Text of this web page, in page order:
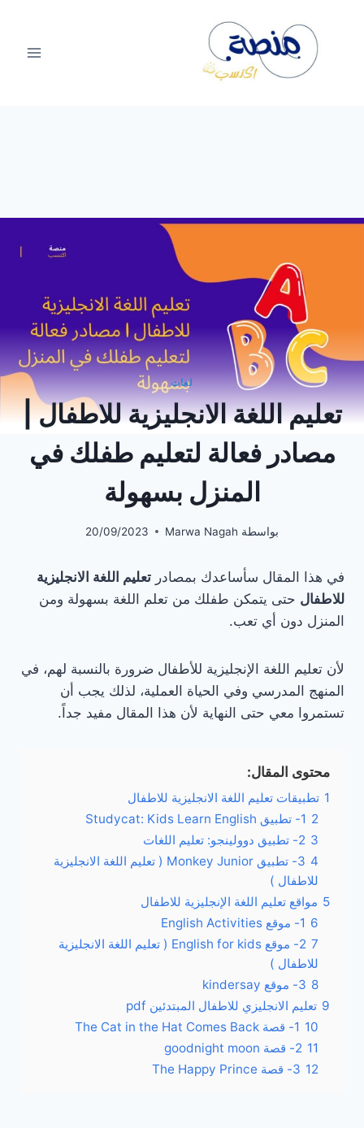
المحتوى
لغات
تعليم اللغة الانجليزية للاطفال |
مصادر فعالة لتعليم طفلك في
المنزل بسهولة
بواسطة Marwa Nagah
20/09/2023
في هذا المقال سأساعدك بمصادر تعليم اللغة الانجليزية
للاطفال حتى يتمكن طفلك من تعلم اللغة بسهولة ومن
المنزل دون أي تعب.
لأن تعليم اللغة الإنجليزية للأطفال ضرورة بالنسبة لهم، في
المنهج المدرسي وفي الحياة العملية، لذلك يجب أن
تستمروا معي حتى النهاية لأن هذا المقال مفيد جداً.
محتوى المقال:
1 تطبيقات تعليم اللغة الانجليزية للاطفال
2 1- تطبيق Studycat: Kids Learn English
3 2- تطبيق دوولينجو: تعليم اللغات
4
3- تطبيق Monkey Junior ( تعليم اللغة الانجليزية
للاطفال )
5 مواقع تعليم اللغة الإنجليزية للاطفال
6 1- موقع English Activities
7
2- موقع English for kids ( تعليم اللغة الانجليزية
للاطفال )
8 3- موقع kindersay
9 تعليم الانجليزي للاطفال المبتدئين pdf
10 1- قصة The Cat in the Hat Comes Back
11 2- قصة goodnight moon
12 3- قصة The Happy Prince